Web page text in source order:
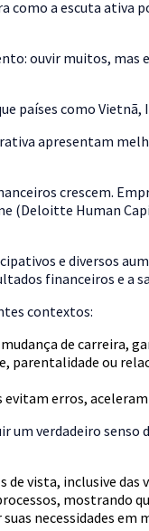
como a escuta
ouvir muitos,
como
apresentam
crescem.
(Deloitte Human
e diversos
financeiros e a
contextos:
de carreira,
parentalidade ou
erros,
um verdadeiro
vista, inclusive das
mostrando
necessidades em